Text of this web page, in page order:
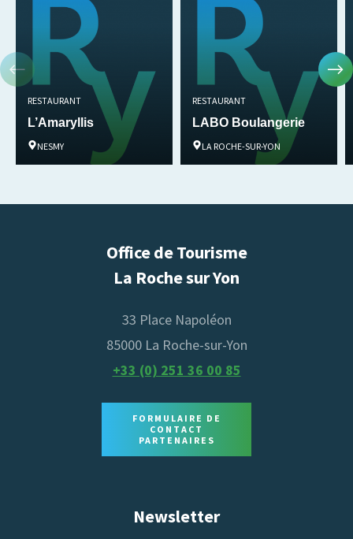
PISCINE CHAUFFÉE
PISCINE EXTÉRIEURE TERRAIN MULTI-SPORTS
Services
RESTAURANT
L’Amaryllis
NESMY
RESTAURANT
LABO Boulangerie
LA ROCHE-SUR-YON
Office de Tourisme
La Roche sur Yon
33 Place Napoléon
85000 La Roche-sur-Yon
+33 (0) 251 36 00 85
FORMULAIRE DE
CONTACT
PARTENAIRES
Newsletter